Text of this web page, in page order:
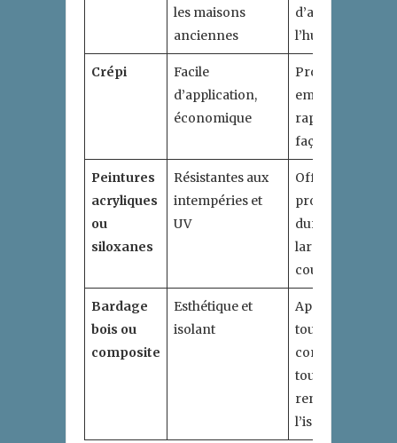
les maisons
anciennes
d’air et évite
l’humidité
Crépi
Facile
d’application,
économique
Protège et
embellit
rapidement la
façade
Peintures
acryliques
ou
siloxanes
Résistantes aux
intempéries et
UV
Offrent une
protection
durable et une
large palette de
couleurs
Bardage
bois ou
composite
Esthétique et
isolant
Apporte une
touche
contemporaine
tout en
renforçant
l’isolation